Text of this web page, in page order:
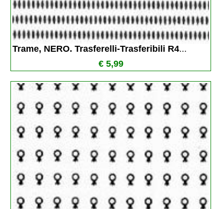
Trame, NERO. Trasferelli-Trasferibili R4...
€ 5,99